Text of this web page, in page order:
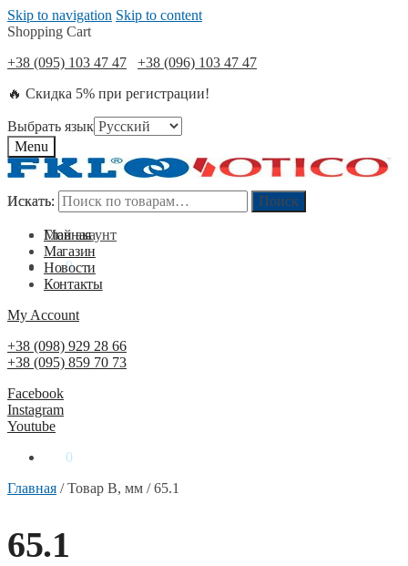
Skip to navigation Skip to content
Shopping Cart
+38 (095) 103 47 47
+38 (096) 103 47 47
🔥 Скидка 5% при регистрации!
Выбрать язык
Menu
Искать: Поиск
Мой акаунт
0₴ 0
Искать: Поиск
Главная
Магазин
Новости
Контакты
My Account
+38 (098) 929 28 66
+38 (095) 859 70 73
Facebook
Instagram
Youtube
0
Главная /Товар B, мм /65.1
65.1